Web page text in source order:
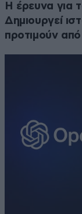
H έρευνα για
Δημιουργεί
προτιμούν